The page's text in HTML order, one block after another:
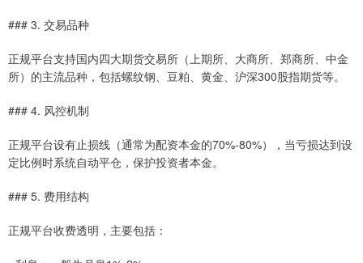
### 3. 交易品种
正规平台支持国内四大期货交易所（上期所、大商所、郑商所、中金
所）的主流品种，包括螺纹钢、豆粕、黄金、沪深300股指期货等。
### 4. 风控机制
正规平台设有止损线（通常为配资本金的70%-80%），当亏损达到设
定比例时系统自动平仓，保护投资者本金。
### 5. 费用结构
正规平台收费透明，主要包括：